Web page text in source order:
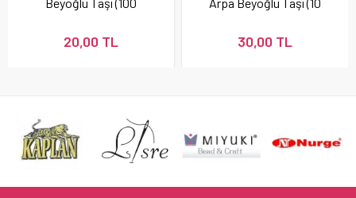
20,00 TL 30,00 TL